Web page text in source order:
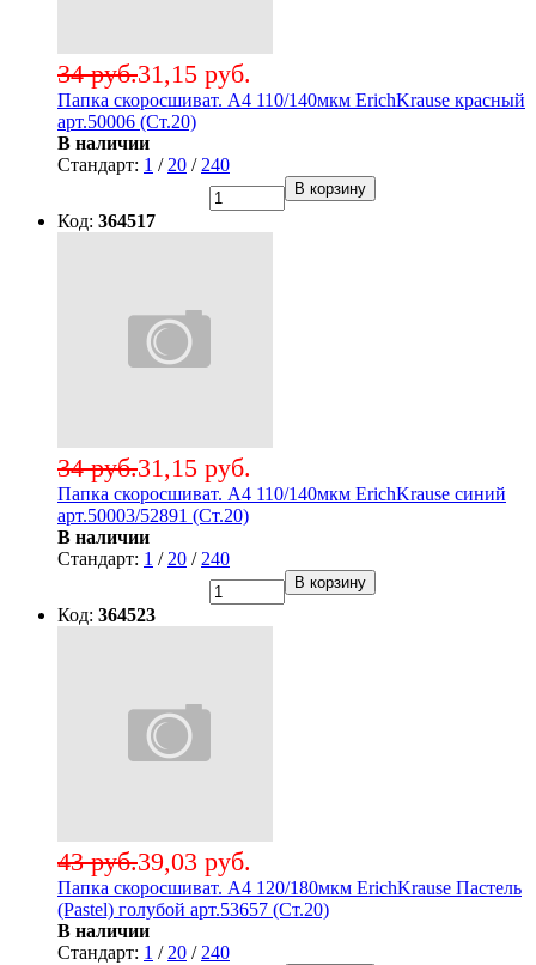
31,15 руб.
34 руб.
Папка скоросшиват. А4 110/140мкм ErichKrause красный
арт.50006 (Ст.20)
В наличии
Стандарт: 1 / 20 / 240
В корзину
Код: 364517
31,15 руб.
34 руб.
Папка скоросшиват. А4 110/140мкм ErichKrause синий
арт.50003/52891 (Ст.20)
В наличии
Стандарт: 1 / 20 / 240
В корзину
Код: 364523
39,03 руб.
43 руб.
Папка скоросшиват. А4 120/180мкм ErichKrause Пастель
(Pastel) голубой арт.53657 (Ст.20)
В наличии
Стандарт: 1 / 20 / 240